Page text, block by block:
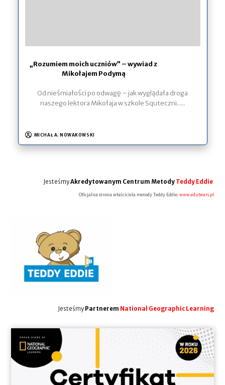
„Rozumiem moich uczniów” – wywiad z
Mikołajem Podymą
Od nieśmiałości po odwagę – jak wyglądała droga
naszego lektora Mikołaja w szkole Squteczni.…
MICHAŁ A. NOWAKOWSKI
JesteśmyAkredytowanym Centrum Metody Teddy Eddie
Oficjalna strona właściciela metody Teddy Eddie: www.edubears.pl
Jesteśmy Partnerem National Geographic Learning